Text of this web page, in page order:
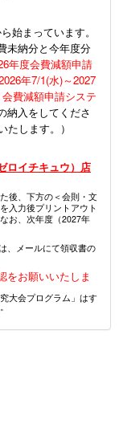
始まっています。
未納分と今年度分
年度会費減額申請
年7/1(水)～2027
会費減額申請システ
納入をしてくださ
します。）
ロイチキュウ）店
後、下方の＜会則・文
入力後プリントアウト
お、次年度（2027年
、メールにて領収書の
お願いいたしま
大会プログラム」はす